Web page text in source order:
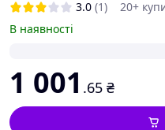
3.0 (1)
20+
В наявності
1 001 .65 ₴